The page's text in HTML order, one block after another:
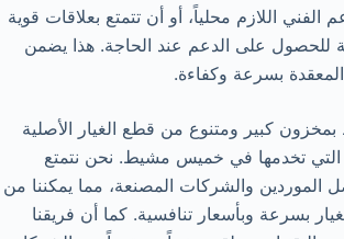
الفني اللازم محلياً، أو أن تتمتع بعلاقات قوية
للحصول على الدعم عند الحاجة. هذا يضمن
بسرعة وكفاءة.
كبير ومتنوع من قطع الغيار الأصلية
التي تخدمها في خميس مشيط. نحن نتمتع
الموردين والشركات المصنعة، مما يمكننا من
بسرعة وبأسعار تنافسية. كما أن فريقنا